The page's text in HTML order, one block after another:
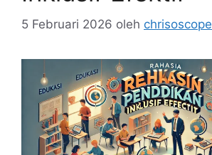
5 Februari 2026 oleh chrisoscope